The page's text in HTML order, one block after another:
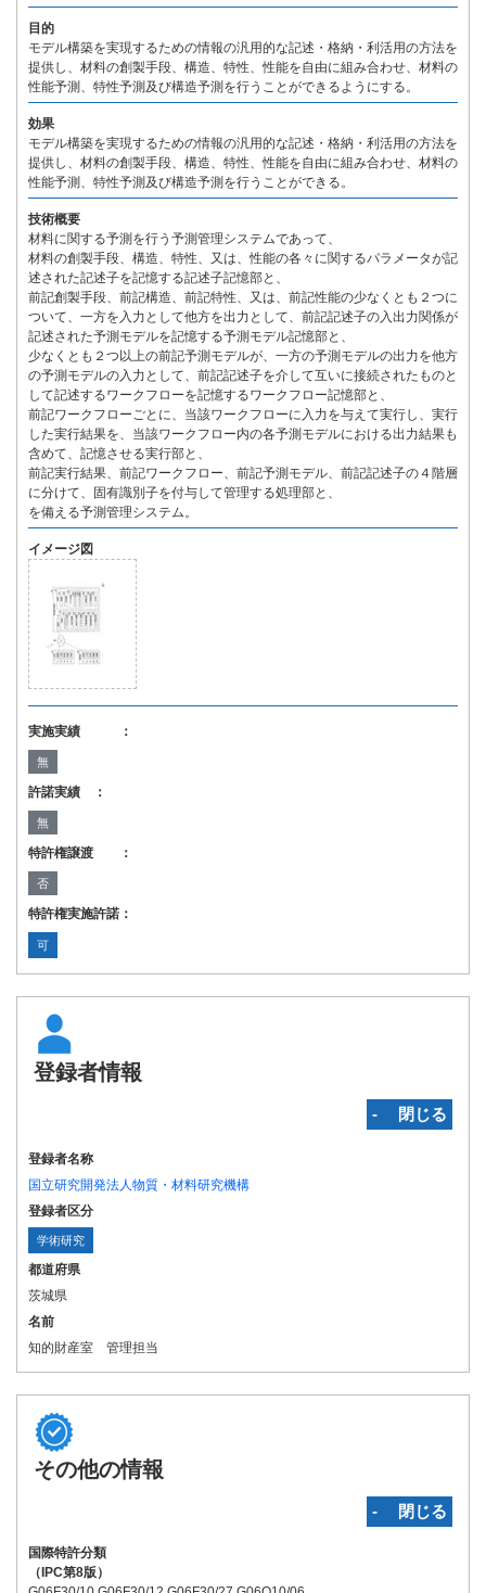
目的
モデル構築を実現するための情報の汎用的な記述・格納・利活用の方法を
提供し、材料の創製手段、構造、特性、性能を自由に組み合わせ、材料の
性能予測、特性予測及び構造予測を行うことができるようにする。
効果
モデル構築を実現するための情報の汎用的な記述・格納・利活用の方法を
提供し、材料の創製手段、構造、特性、性能を自由に組み合わせ、材料の
性能予測、特性予測及び構造予測を行うことができる。
技術概要
材料に関する予測を行う予測管理システムであって、
材料の創製手段、構造、特性、又は、性能の各々に関するパラメータが記
述された記述子を記憶する記述子記憶部と、
前記創製手段、前記構造、前記特性、又は、前記性能の少なくとも２つに
ついて、一方を入力として他方を出力として、前記記述子の入出力関係が
記述された予測モデルを記憶する予測モデル記憶部と、
少なくとも２つ以上の前記予測モデルが、一方の予測モデルの出力を他方
の予測モデルの入力として、前記記述子を介して互いに接続されたものと
して記述するワークフローを記憶するワークフロー記憶部と、
前記ワークフローごとに、当該ワークフローに入力を与えて実行し、実行
した実行結果を、当該ワークフロー内の各予測モデルにおける出力結果も
含めて、記憶させる実行部と、
前記実行結果、前記ワークフロー、前記予測モデル、前記記述子の４階層
に分けて、固有識別子を付与して管理する処理部と、
を備える予測管理システム。
イメージ図
実施実績 ：
無
許諾実績 ：
無
特許権譲渡 ：
否
特許権実施許諾：
可
登録者情報
‐ 閉じる
登録者名称
国立研究開発法人物質・材料研究機構
登録者区分
学術研究
都道府県
茨城県
名前
知的財産室 管理担当
その他の情報
‐ 閉じる
国際特許分類
（IPC第8版）